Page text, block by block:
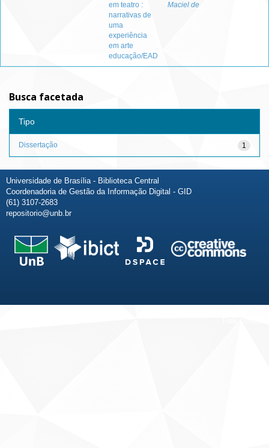
em teatro :
narrativas de
uma
experiência
em arte
educação/EAD
Maciel de
Busca facetada
Tipo
1
Dissertação
Universidade de Brasília - Biblioteca Central
Coordenadoria de Gestão da Informação Digital - GID
(61) 3107-2683
repositorio@unb.br